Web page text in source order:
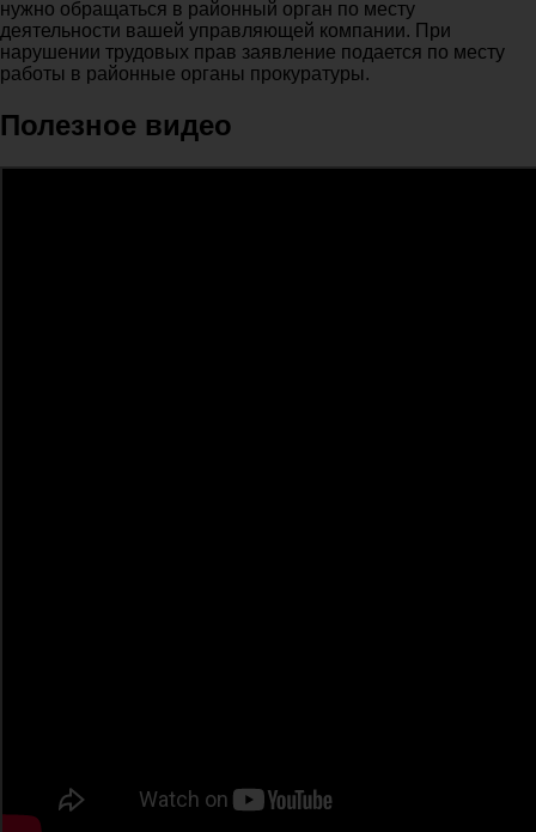
нужно обращаться в районный орган по месту
деятельности вашей управляющей компании. При
нарушении трудовых прав заявление подается по месту
работы в районные органы прокуратуры.
Полезное видео